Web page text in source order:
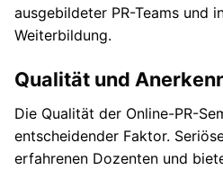
ausgebildeter PR-Teams und
Weiterbildung.
Qualität und
Die Qualität der Online-PR-
entscheidender Faktor.
erfahrenen Dozenten und